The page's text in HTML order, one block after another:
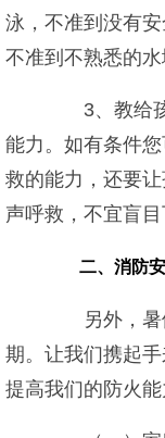
泳，不准到没有
不准到不熟悉的水
3、教给孩
能力。如有条件
救的能力，还要
声呼救，不宜盲
二、消防安
另外，暑
期。让我们携起
提高我们的防火能